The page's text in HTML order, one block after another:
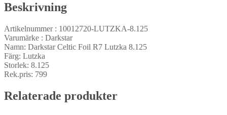
Beskrivning
Artikelnummer : 10012720-LUTZKA-8.125
Varumärke : Darkstar
Namn: Darkstar Celtic Foil R7 Lutzka 8.125
Färg: Lutzka
Storlek: 8.125
Rek.pris: 799
Relaterade produkter